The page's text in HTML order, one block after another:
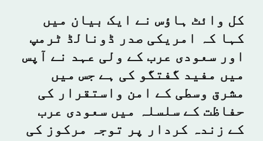
کل وائٹ ہاؤس نے ایک بیان میں
کہا کہ امریکی صدر ڈونالڈ ٹرمپ
اور سعودی عرب کے ولی عہد نے آپس
میں مفید گفتگو کی ہے جس میں
مشرق وسطی کے امن واستقرار کی
حفاظت کے سلسلہ میں سعودی عرب
کے زندہ کردار پر توجہ مرکوز کی